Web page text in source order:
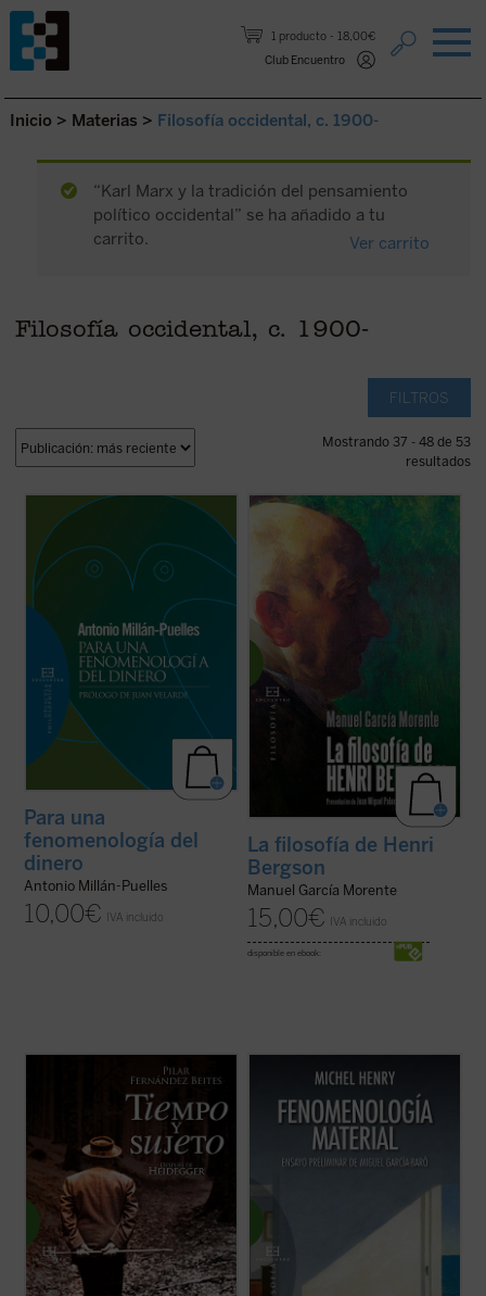
1 producto
18,00€
Club Encuentro
Saltar al contenido.
Inicio > Materias > Filosofía occidental, c. 1900-
“Karl Marx y la tradición del pensamiento
político occidental” se ha añadido a tu
carrito.
Ver carrito
Filosofía occidental, c. 1900-
FILTROS
Mostrando 37 - 48 de 53
resultados
Prólogo de Juan Velarde
«En tanto que, sin dejar de ser un hecho
material, es también el dinero una creación
del espíritu, no cabe considerarlo a la
manera de un excitante o estímulo
unívocamente determinativo de la
conducta humana. ...
Para una
fenomenología del
dinero
Antonio Millán-Puelles
10,00€ IVA incluido
Este libro, nacido de las conferencias con
que García Morente preparó la venida de
Henri Bergson a Madrid en Mayo de 1916,
diáfana del pensamiento del filósofo
francés. Tanto el objeto y el método que ...
(ver ficha)
La filosofía de Henri
Bergson
Manuel García Morente
15,00€ IVA incluido
disponible en ebook:
«Uno de los orígenes de la crisis actual del
pensamiento reside en la eliminación de la
subjetividad ---y con ella del hombre y de
todo posible humanismo---. El siglo que
acaba de concluir ha sabido llevar hasta
sus últimas consecuencias la ... (ver ficha)
La fenomenología de material de Michel
Henry vuelve a plantear la cuestión
fundamental de la filosofía: la cuestión de la
donación. Y la interpreta de manera distinta
a la del pensamiento tradicional de
Occidente: no como aparición en un ...